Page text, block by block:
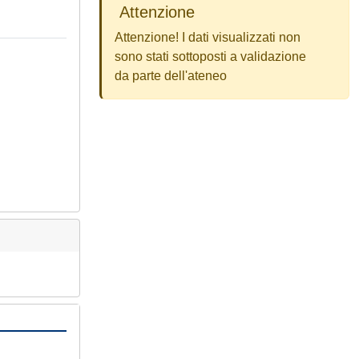
Attenzione
Attenzione! I dati visualizzati non
sono stati sottoposti a validazione
da parte dell'ateneo